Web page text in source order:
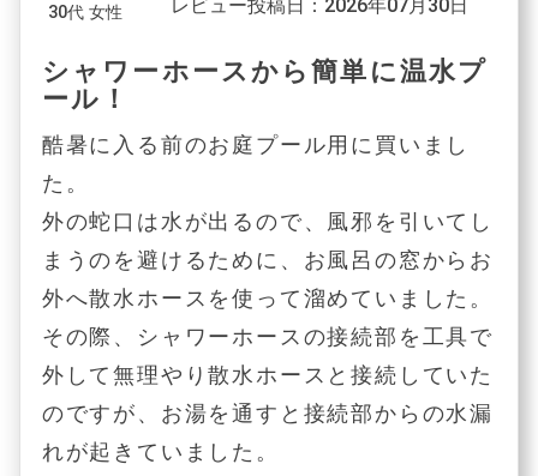
30代 女性
レビュー投稿日：2026年07月30日
シャワーホースから簡単に温水プ
ール！
酷暑に入る前のお庭プール用に買いまし
た。
外の蛇口は水が出るので、風邪を引いてし
まうのを避けるために、お風呂の窓からお
外へ散水ホースを使って溜めていました。
その際、シャワーホースの接続部を工具で
外して無理やり散水ホースと接続していた
のですが、お湯を通すと接続部からの水漏
れが起きていました。